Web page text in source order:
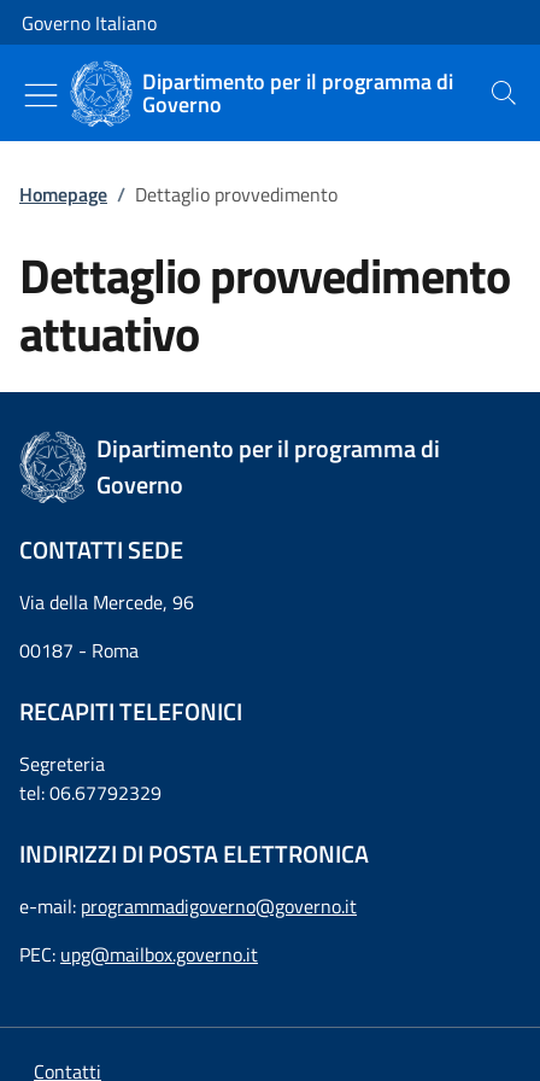
Vai al contenuto
Vai alla navigazione del sito
Governo Italiano
Dipartimento per il programma di
Governo Cerca
Homepage / Dettaglio provvedimento
Dettaglio provvedimento
attuativo
Dipartimento per il programma di
Governo
CONTATTI SEDE
Via della Mercede, 96
00187 - Roma
RECAPITI TELEFONICI
Segreteria
tel: 06.67792329
INDIRIZZI DI POSTA ELETTRONICA
e-mail: programmadigoverno@governo.it
PEC: upg@mailbox.governo.it
Contatti